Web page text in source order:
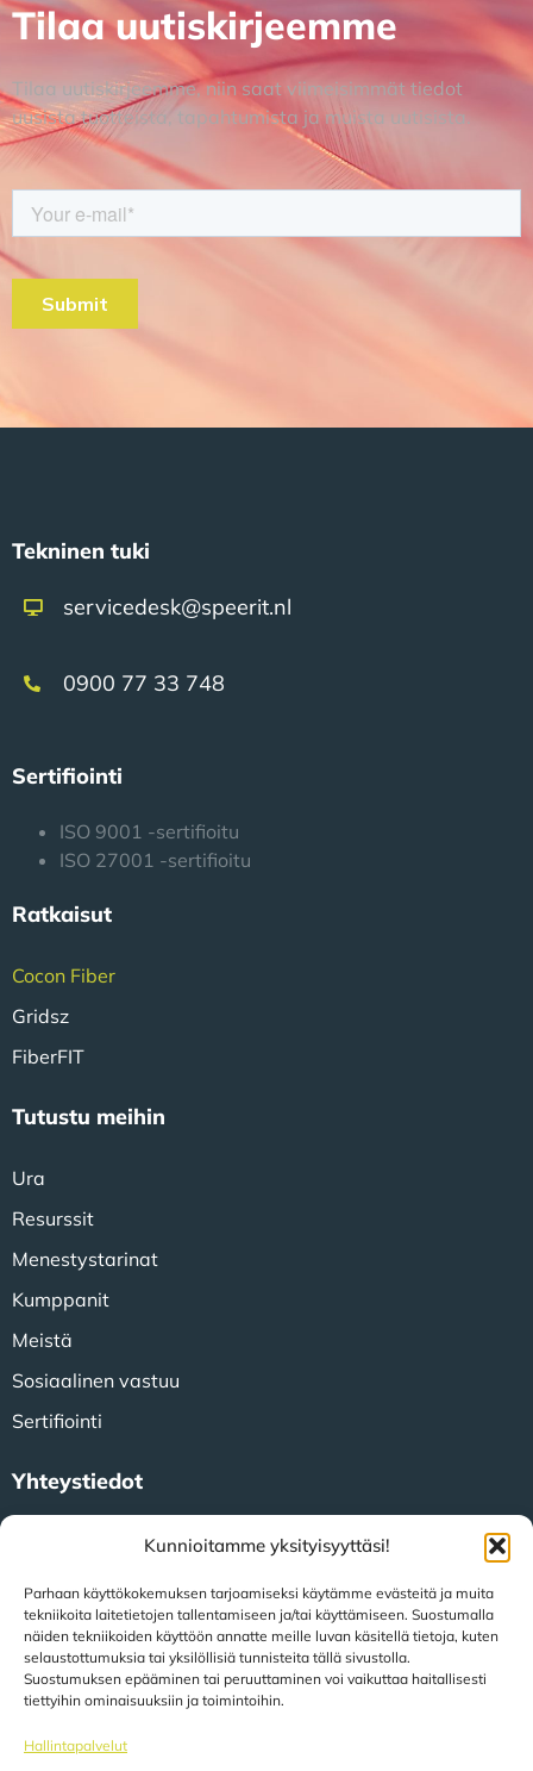
Kunnioitamme yksityisyyttäsi!
Parhaan käyttökokemuksen tarjoamiseksi käytämme evästeitä ja muita
tekniikoita laitetietojen tallentamiseen ja/tai käyttämiseen. Suostumalla
näiden tekniikoiden käyttöön annatte meille luvan käsitellä tietoja, kuten
selaustottumuksia tai yksilöllisiä tunnisteita tällä sivustolla.
Suostumuksen epääminen tai peruuttaminen voi vaikuttaa haitallisesti
tiettyihin ominaisuuksiin ja toimintoihin.
Hallintapalvelut
Tilaa uutiskirjeemme
Tilaa uutiskirjeemme, niin saat viimeisimmät tiedot
uusista tuotteista, tapahtumista ja muista uutisista.
Tekninen tuki
servicedesk@speerit.nl
0900 77 33 748
Sertifiointi
ISO 9001 -sertifioitu
ISO 27001 -sertifioitu
Ratkaisut
Cocon Fiber
Gridsz
FiberFIT
Tutustu meihin
Ura
Resurssit
Menestystarinat
Kumppanit
Meistä
Sosiaalinen vastuu
Sertifiointi
Yhteystiedot
Amsterdamsestraatweg 47
+31 (0)35 623 79 36